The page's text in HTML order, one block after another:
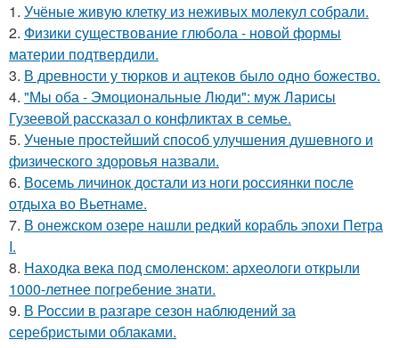
1. Учёные живую клетку из неживых молекул собрали.
2. Физики существование глюбола - новой формы
материи подтвердили.
3. В древности у тюрков и ацтеков было одно божество.
4. "Мы оба - Эмоциональные Люди": муж Ларисы
Гузеевой рассказал о конфликтах в семье.
5. Ученые простейший способ улучшения душевного и
физического здоровья назвали.
6. Восемь личинок достали из ноги россиянки после
отдыха во Вьетнаме.
7. В онежском озере нашли редкий корабль эпохи Петра
I.
8. Находка века под смоленском: археологи открыли
1000-летнее погребение знати.
9. В России в разгаре сезон наблюдений за
серебристыми облаками.